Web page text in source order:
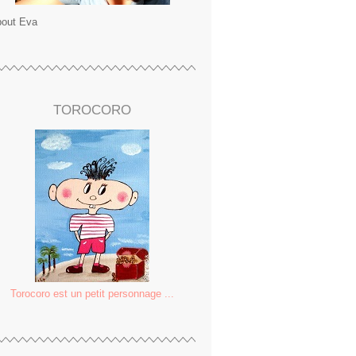
Eva
TOROCORO
Torocoro est un petit personnage ...